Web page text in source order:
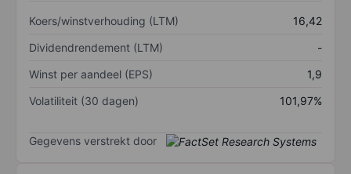
Koers/winstverhouding (LTM)
16,42
Dividendrendement (LTM)
-
Winst per aandeel (EPS)
1,9
Volatiliteit (30 dagen)
101,97%
Gegevens verstrekt door